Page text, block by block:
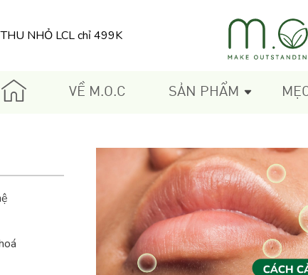
NHỎ LCL chỉ 499K
VỀ M.O.C SẢN PHẨM